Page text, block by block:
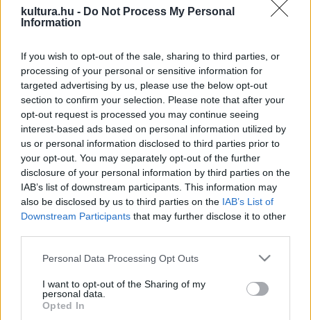
kultura.hu - Do Not Process My Personal
Information
If you wish to opt-out of the sale, sharing to third parties, or
processing of your personal or sensitive information for
targeted advertising by us, please use the below opt-out
section to confirm your selection. Please note that after your
opt-out request is processed you may continue seeing
interest-based ads based on personal information utilized by
us or personal information disclosed to third parties prior to
your opt-out. You may separately opt-out of the further
disclosure of your personal information by third parties on the
IAB’s list of downstream participants. This information may
also be disclosed by us to third parties on the IAB’s List of
Downstream Participants that may further disclose it to other
Please note that this website/app uses one or more Google
not limited to your visit or usage behaviour. You may click to
grant or deny consent to Google and its third-party tags to
use your data for below specified purposes in below Google
Personal Data Processing Opt Outs
I want to opt-out of the Sharing of my
personal data.
Opted In
IRODALOM
Meszlényi-Bodnár Zoltán: A színész itt
Meszlényi-Bodnár Zoltán rendező, színész-drámatanárral
arról beszélgettünk, hogyan születik, változik és olykor
„romlik” a szöveg a színházi nevelési előadásokban.
ROCKTÖRTÉNET
POPKULT
Krézi srác, döglött macska és kozmikus
szerelem – hét dal a harmincéves Heaven
Street Seventől
A Heaven Street Seven bár tizenegy éve inaktív, jeles
ötévente Orfűn és a Parkban adnak koncertet. A 2000-es
és 2010-es évek magyar gitárzenei szcénájának
kultzenekara szombaton játszik megalakulásának